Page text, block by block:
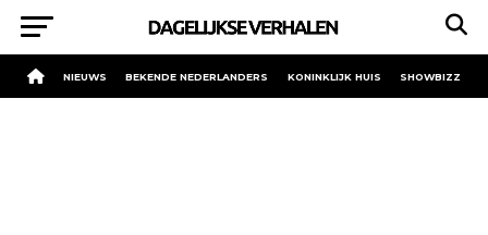
NIEUWS BEKENDE NEDERLANDERS KONINKLIJK HUIS SHOWBIZZ